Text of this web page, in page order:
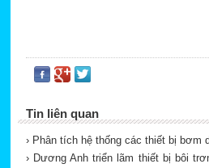
Tin liên quan
› Phân tích hệ thống các thiết bị bơm
› Dương Anh triển lãm thiết bị bôi